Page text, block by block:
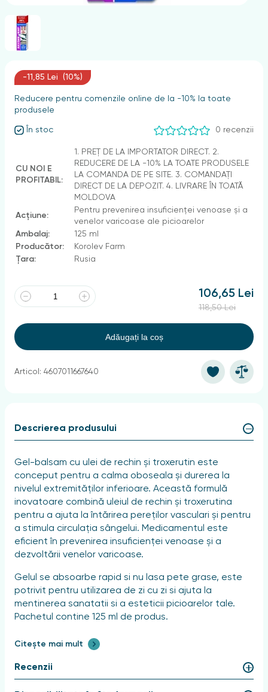
-11,85 Lei (10%)
Reducere pentru comenzile online de la -10% la toate
produsele
În stoc 0 recenzii
CU NOI E
PROFITABIL:
1. PREȚ DE LA IMPORTATOR DIRECT. 2.
REDUCERE DE LA -10% LA TOATE PRODUSELE
LA COMANDA DE PE SITE. 3. COMANDAȚI
DIRECT DE LA DEPOZIT. 4. LIVRARE ÎN TOATĂ
MOLDOVA
Acțiune:
Pentru prevenirea insuficienței venoase și a
venelor varicoase ale picioarelor
Ambalaj:
125 ml
Producător:
Korolev Farm
Țara:
Rusia
106,65 Lei
118,50 Lei
Adăugați la coș
Articol: 4607011667640
Descrierea produsului
Gel-balsam cu ulei de rechin și troxerutin este
conceput pentru a calma oboseala și durerea la
nivelul extremităților inferioare. Această formulă
inovatoare combină uleiul de rechin și troxerutina
pentru a ajuta la întărirea pereților vasculari și pentru
a stimula circulația sângelui. Medicamentul este
eficient în prevenirea insuficienței venoase și a
dezvoltării venelor varicoase.
Gelul se absoarbe rapid si nu lasa pete grase, este
potrivit pentru utilizarea de zi cu zi si ajuta la
mentinerea sanatatii si a esteticii picioarelor tale.
Pachetul contine 125 ml de produs.
Se recomanda aplicarea gelului cu miscari de masaj in
zonele de disconfort timp de 3-5 minute pentru
absorbtie completa, folosind de 2-3 ori pe zi. Pentru
a obține un efect maxim, se recomandă să înfășurați
Citește mai mult
Recenzii